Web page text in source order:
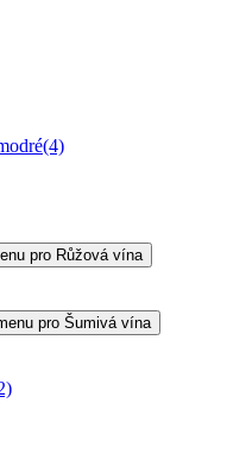
(4)
pro Růžová vína
pro Šumivá vína